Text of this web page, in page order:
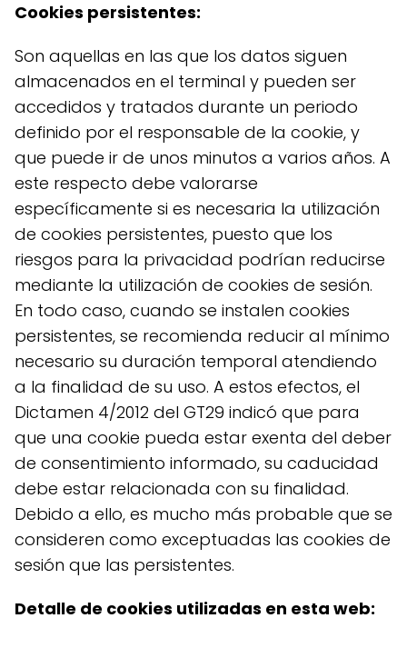
Cookies persistentes:
Son aquellas en las que los datos siguen
almacenados en el terminal y pueden ser
accedidos y tratados durante un periodo
definido por el responsable de la cookie, y
que puede ir de unos minutos a varios años. A
este respecto debe valorarse
específicamente si es necesaria la utilización
de cookies persistentes, puesto que los
riesgos para la privacidad podrían reducirse
mediante la utilización de cookies de sesión.
En todo caso, cuando se instalen cookies
persistentes, se recomienda reducir al mínimo
necesario su duración temporal atendiendo
a la finalidad de su uso. A estos efectos, el
Dictamen 4/2012 del GT29 indicó que para
que una cookie pueda estar exenta del deber
de consentimiento informado, su caducidad
debe estar relacionada con su finalidad.
Debido a ello, es mucho más probable que se
consideren como exceptuadas las cookies de
sesión que las persistentes.
Detalle de cookies utilizadas en esta web: